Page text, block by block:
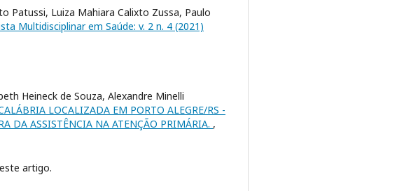
Patussi, Luiza Mahiara Calixto Zussa, Paulo
Multidisciplinar em Saúde: v. 2 n. 4 (2021)
Heineck de Souza, Alexandre Minelli
LOCALIZADA EM PORTO ALEGRE/RS -
DA ASSISTÊNCIA NA ATENÇÃO PRIMÁRIA. ,
artigo.